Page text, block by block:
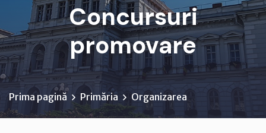
Concursuri
promovare
Prima pagină Primăria Organizarea